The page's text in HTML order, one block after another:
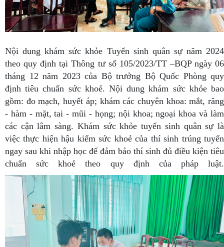
Nội dung khám sức khỏe Tuyển sinh quân sự năm 2024
theo quy định tại Thông tư số 105/2023/TT –BQP ngày 06
tháng 12 năm 2023 của Bộ trưởng Bộ Quốc Phòng quy
định tiêu chuẩn sức khoẻ. Nội dung khám sức khỏe bao
gồm: đo mạch, huyết áp; khám các chuyên khoa: mắt, răng
- hàm - mặt, tai - mũi - họng; nội khoa; ngoại khoa và làm
các cận lâm sàng. Khám sức khỏe tuyển sinh quân sự là
việc thực hiện hậu kiểm sức khoẻ của thí sinh trúng tuyển
ngay sau khi nhập học để đảm bảo thí sinh đủ điều kiện tiêu
chuẩn sức khoẻ theo quy định của pháp luật.